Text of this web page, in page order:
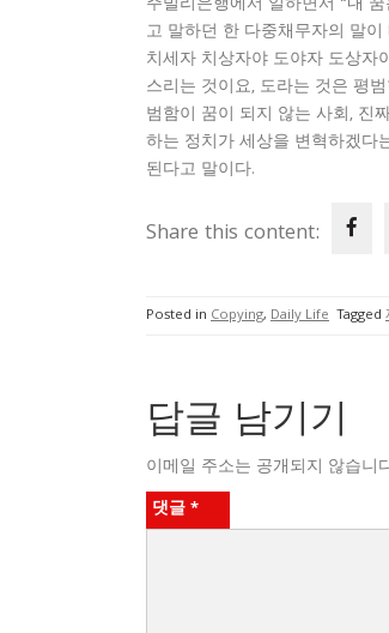
고 말하던 한 다중채무자의 말
치세자 치상자야 도야자 도상자
스리는 것이요, 도라는 것은 평
범함이 꿈이 되지 않는 사회, 진
하는 정치가 세상을 변혁하겠다
된다고 말이다.
Share this content:
Posted in Copying, Daily Life Tagged
답글 남기기
이메일 주소는 공개되지 않습니
댓글*